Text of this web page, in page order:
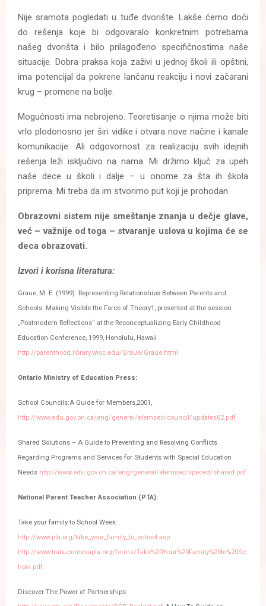
Nije sramota pogledati u tuđe dvorište. Lakše ćemo doći
do rešenja koje bi odgovaralo konkretnim potrebama
našeg dvorišta i bilo prilagođeno specifičnostima naše
situacije. Dobra praksa koja zaživi u jednoj školi ili opštini,
ima potencijal da pokrene lančanu reakciju i novi začarani
krug – promene na bolje.
Mogućnosti ima nebrojeno. Teoretisanje o njima može biti
vrlo plodonosno jer širi vidike i otvara nove načine i kanale
komunikacije. Ali odgovornost za realizaciju svih idejnih
rešenja leži isključivo na nama. Mi držimo ključ za upeh
naše dece u školi i dalje – u onome za šta ih škola
priprema. Mi treba da im stvorimo put koji je prohodan.
Obrazovni sistem nije smeštanje znanja u dečje glave,
već – važnije od toga – stvaranje uslova u kojima će se
deca obrazovati.
Izvori i korisna literatura:
Graue, M. E. (1999): Representing Relationships Between Parents and
Schools: Making Visible the Force of Theory1, presented at the session
„Postmodern Reflections“ at the Reconceptualizing Early Childhood
Education Conference, 1999, Honolulu, Hawaii
http://parenthood.library.wisc.edu/Graue/Graue.html
Ontario Ministry of Education Press:
School Councils:A Guide for Members,2001,
http://www.edu.gov.on.ca/eng/general/elemsec/council/updates02.pdf
Shared Solutions – A Guide to Preventing and Resolving Conflicts
Regarding Programs and Services for Students with Special Education
Needs http://www.edu.gov.on.ca/eng/general/elemsec/speced/shared.pdf
National Parent Teacher Association (PTA):
Take your family to School Week:
http://www.pta.org/take_your_family_to_school.asp
http://www.trabucomesapta.org/forms/Take%20Your%20Family%20to%20Sc
hool.pdf
Discover The Power of Partnerships: